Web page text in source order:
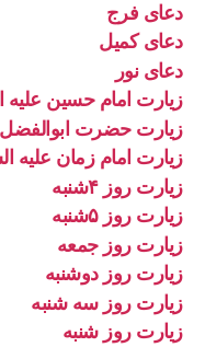
دعای فرج
دعای کمیل
دعای نور
زیارت امام حسین علیه
زیارت حضرت ابوالفضل
زیارت امام زمان علیه
زیارت روز ۴شنبه
زیارت روز ۵شنبه
زیارت روز جمعه
زیارت روز دوشنبه
زیارت روز سه شنبه
زیارت روز شنبه